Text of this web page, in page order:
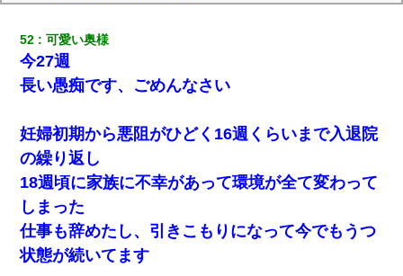
52 可愛い奥様
今27週
長い愚痴です、ごめんなさい
妊婦初期から悪阻がひどく16週くらいまで入退院
の繰り返し
18週頃に家族に不幸があって環境が全て変わって
しまった
仕事も辞めたし、引きこもりになって今でもうつ
状態が続いてます